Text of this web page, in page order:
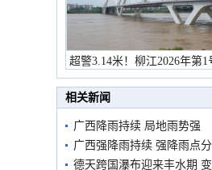
超警3.14米！柳江2026年第
市民在堤岸见证汛
相关新闻
广西降雨持续 局地雨势强
广西强降雨持续 强降雨点
德天跨国瀑布迎来丰水期